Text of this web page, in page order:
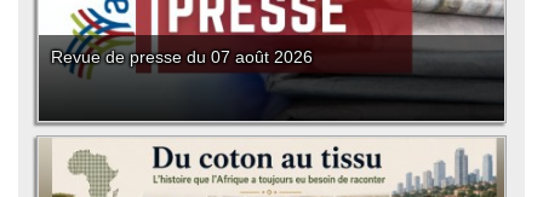
Revue de presse du 07 août 2026